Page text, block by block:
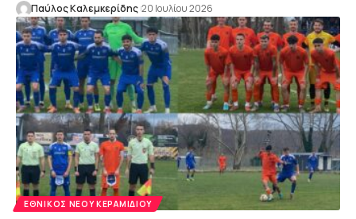
Παύλος Καλεμκερίδης 20 Ιουλίου 2026
ΕΘΝΙΚΌΣ ΝΈΟΥ ΚΕΡΑΜΙΔΊΟΥ